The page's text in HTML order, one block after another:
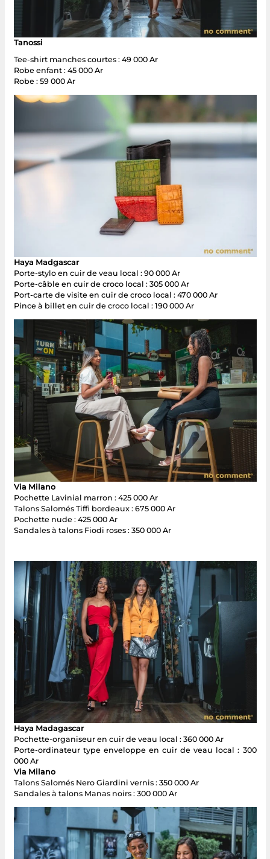
Tanossi
Tee-shirt manches courtes : 49 000 Ar
Robe enfant : 45 000 Ar
Robe : 59 000 Ar
Haya Madgascar
Porte-stylo en cuir de veau local : 90 000 Ar
Porte-câble en cuir de croco local : 305 000 Ar
Port-carte de visite en cuir de croco local : 470 000 Ar
Pince à billet en cuir de croco local : 190 000 Ar
Via Milano
Pochette Lavinial marron : 425 000 Ar
Talons Salomés Tiffi bordeaux : 675 000 Ar
Pochette nude : 425 000 Ar
Sandales à talons Fiodi roses : 350 000 Ar
Haya Madagascar
Pochette-organiseur en cuir de veau local : 360 000 Ar
Porte-ordinateur type enveloppe en cuir de veau local : 300
000 Ar
Via Milano
Talons Salomés Nero Giardini vernis : 350 000 Ar
Sandales à talons Manas noirs : 300 000 Ar